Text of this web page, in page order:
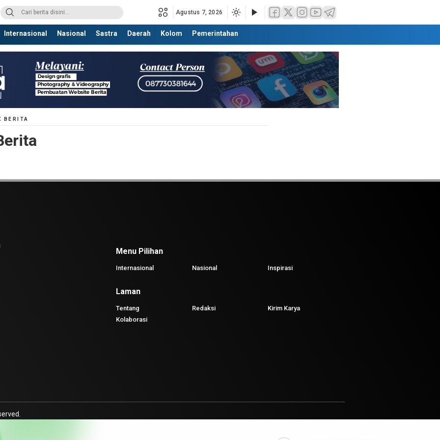
Agustus 7, 2026
Internasional Nasional Sastra Daerah Kolom Pemerintahan
BERITA
Menu Pilihan
Internasional Nasional Inspirasi
Laman
Tentang Redaksi
Kirim Karya
Kolaborasi